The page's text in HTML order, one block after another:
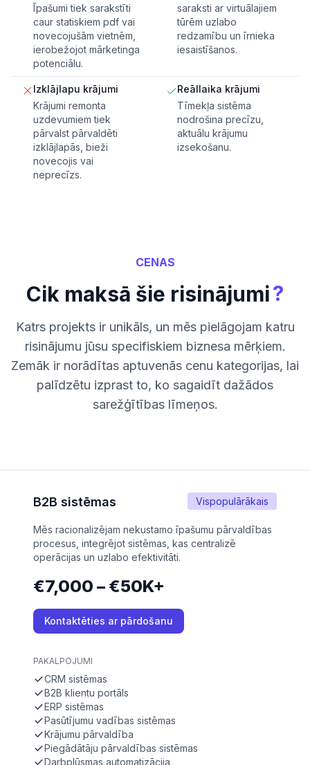
Īpašumi tiek sarakstīti
caur statiskiem pdf vai
novecojušām vietnēm,
ierobežojot mārketinga
potenciālu.
saraksti ar virtuālajiem
tūrēm uzlabo
redzamību un īrnieka
iesaistīšanos.
Izklājlapu krājumi
Krājumi remonta
uzdevumiem tiek
pārvalst pārvaldēti
izklājlapās, bieži
novecojis vai
neprecīzs.
Reāllaika krājumi
Tīmekļa sistēma
nodrošina precīzu,
aktuālu krājumu
izsekošanu.
CENAS
Cik maksā šie risinājumi?
Katrs projekts ir unikāls, un mēs pielāgojam katru
risinājumu jūsu specifiskiem biznesa mērķiem.
Zemāk ir norādītas aptuvenās cenu kategorijas, lai
palīdzētu izprast to, ko sagaidīt dažādos
sarežģītības līmeņos.
Vispopulārākais
B2B sistēmas
Mēs racionalizējam nekustamo īpašumu pārvaldības
procesus, integrējot sistēmas, kas centralizē
operācijas un uzlabo efektivitāti.
€7,000 – €50K+
Kontaktēties ar pārdošanu
PAKALPOJUMI
CRM sistēmas
B2B klientu portāls
ERP sistēmas
Pasūtījumu vadības sistēmas
Krājumu pārvaldība
Piegādātāju pārvaldības sistēmas
Darbplūsmas automatizācija